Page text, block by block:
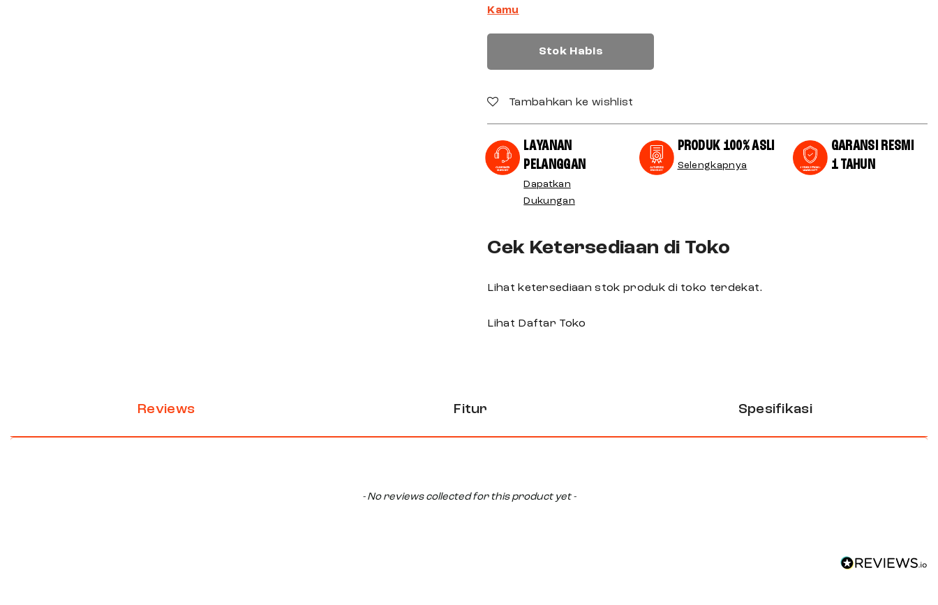
Kamu
Stok Habis
Tambahkan ke wishlist
LAYANAN
PELANGGAN
Dapatkan
Dukungan
PRODUK 100% ASLI
Selengkapnya
GARANSI RESMI
1 TAHUN
Cek Ketersediaan di Toko
Lihat ketersediaan stok produk di toko terdekat.
Lihat Daftar Toko
Reviews Fitur Spesifikasi
- No reviews collected for this product yet -